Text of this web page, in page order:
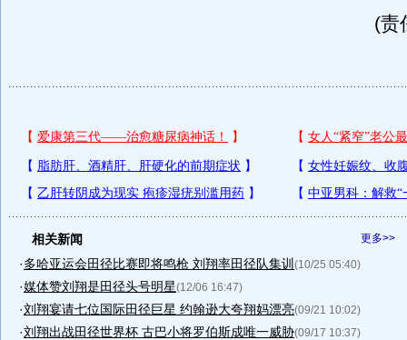
(责
更多>>
相关新闻
·多哈亚运会田径比赛即将鸣枪 刘翔率田径队集训 (10/25 05:40)
·媒体赞刘翔是田径头号明星(12/06 16:47)
·刘翔宴请七位国际田径巨星 约翰逊大夸翔妈漂亮(09/21 10:02)
·刘翔出战田径世界杯 古巴小将罗伯斯成唯一威胁(09/17 10:37)